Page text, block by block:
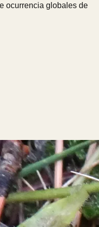
ocurrencia globales de